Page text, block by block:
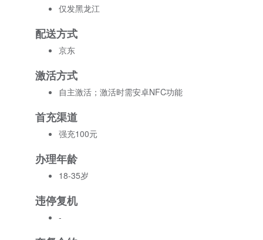
仅发黑龙江
配送方式
京东
激活方式
自主激活；激活时需安卓NFC功能
首充渠道
强充100元
办理年龄
18-35岁
违停复机
-